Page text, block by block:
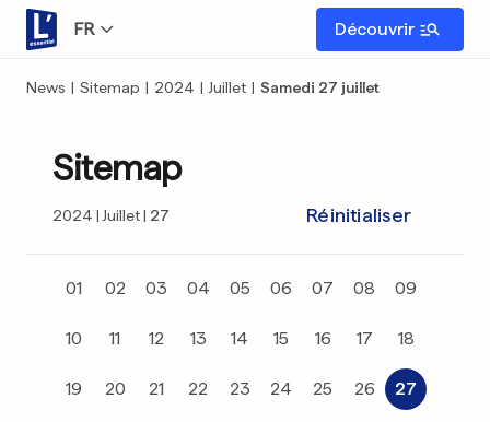
FR Découvrir
News | Sitemap | 2024 | Juillet | Samedi 27 juillet
Sitemap
2024 Juillet 27 Réinitialiser
01 02 03 04 05 06 07 08 09
10 11 12 13 14 15 16 17 18
19 20 21 22 23 24 25 26 27